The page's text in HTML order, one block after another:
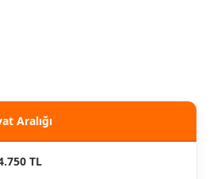
Aralığı
TL